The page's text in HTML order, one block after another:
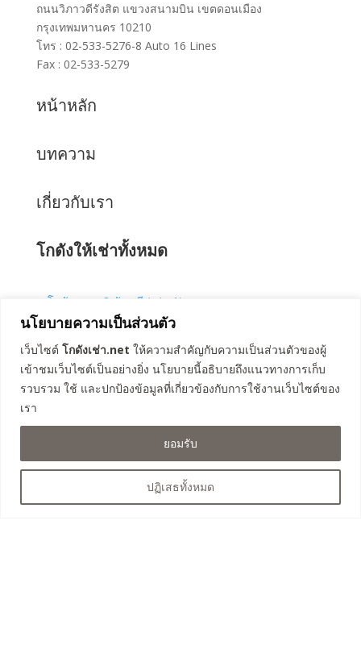
นโยบายความเป็นส่วนตัว
เว็บไซต์ โกดังเช่า.net ให้ความสำคัญกับความเป็นส่วนตัวของผู้
เข้าชมเว็บไซต์เป็นอย่างยิ่ง นโยบายนี้อธิบายถึงแนวทางการเก็บ
รวบรวม ใช้ และปกป้องข้อมูลที่เกี่ยวข้องกับการใช้งานเว็บไซต์ของ
เรา
ปฏิเสธทั้งหมด
ยอมรับ
ถนนวิภาวดีรังสิต แขวงสนามบิน เขตดอนเมือง
กรุงเทพมหานคร 10210
โทร : 02-533-5276-8 Auto 16 Lines
Fax : 02-533-5279
หน้าหลัก
บทความ
เกี่ยวกับเรา
โกดังให้เช่าทั้งหมด
โกดังคลอง 3 ธัญบุรี (เฟส 1)
โกดังคลอง 4 ลำลูกกา 67
โกดังคลอง 4 ลำลูกกา 69
โกดังรังสิต-นครนายก 57
โกดังคลอง 3 ธัญบุรี (เฟส 2)
โกดังถนนเลียบวงแหวน คลองหลวง
ติดต่อสอบถาม